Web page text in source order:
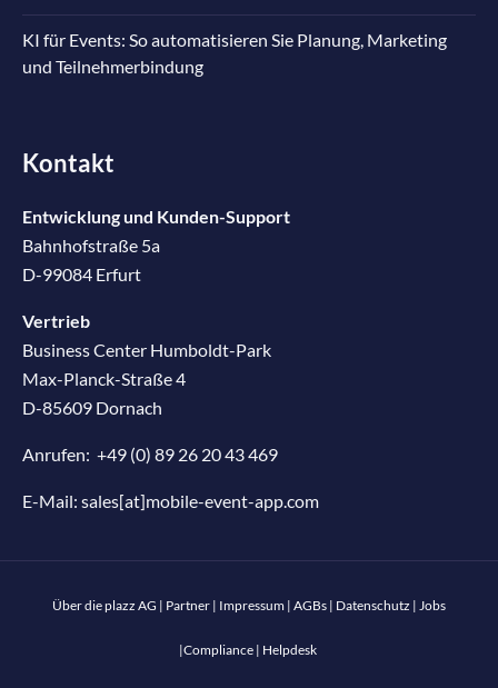
KI für Events: So automatisieren Sie Planung, Marketing
und Teilnehmerbindung
Kontakt
Entwicklung und Kunden-Support
Bahnhofstraße 5a
D-99084 Erfurt
Vertrieb
Business Center Humboldt-Park
Max-Planck-Straße 4
D-85609 Dornach
Anrufen: +49 (0) 89 26 20 43 469
E-Mail: sales[at]mobile-event-app.com
Über die plazz AG | Partner | Impressum | AGBs | Datenschutz | Jobs
|Compliance | Helpdesk